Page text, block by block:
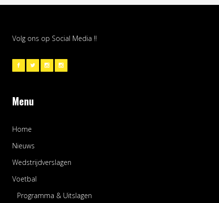
Volg ons op Social Media !!
Menu
Home
Nieuws
Wedstrijdverslagen
Voetbal
Programma & Uitslagen